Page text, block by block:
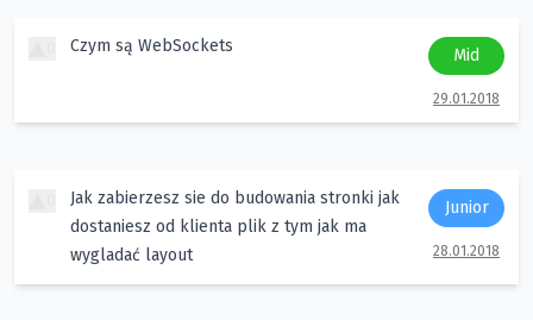
Czym są WebSockets Mid
29.01.2018
Jak zabierzesz sie do budowania stronki jak
dostaniesz od klienta plik z tym jak ma
wygladać layout
Junior
28.01.2018